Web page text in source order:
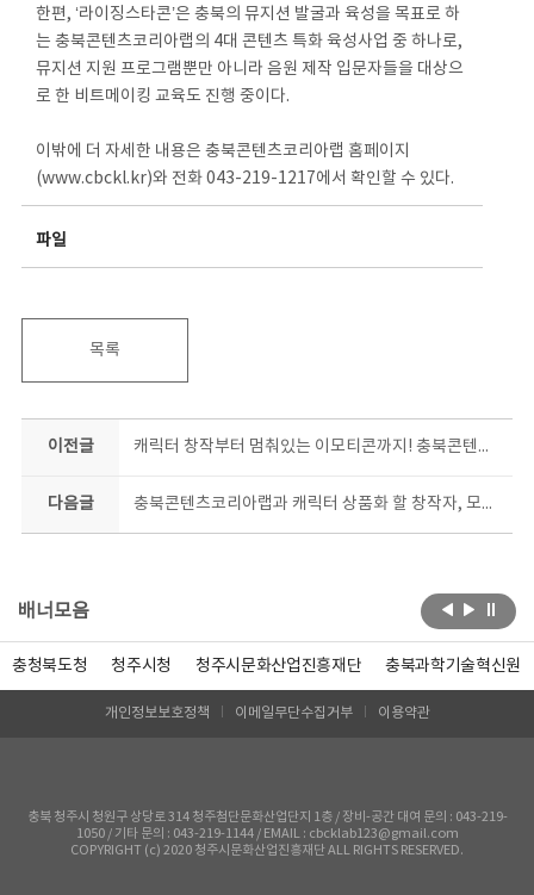
한편, ‘라이징스타콘’은 충북의 뮤지션 발굴과 육성을 목표로 하
는 충북콘텐츠코리아랩의 4대 콘텐츠 특화 육성사업 중 하나로,
뮤지션 지원 프로그램뿐만 아니라 음원 제작 입문자들을 대상으
로 한 비트메이킹 교육도 진행 중이다.
이밖에 더 자세한 내용은 충북콘텐츠코리아랩 홈페이지
(www.cbckl.kr)와 전화 043-219-1217에서 확인할 수 있다.
파일
목록
이전글 캐릭터 창작부터 멈춰있는 이모티콘까지! 충북콘텐츠코리아랩, 2개 과정 수강생 동시모집
다음글 충북콘텐츠코리아랩과 캐릭터 상품화 할 창작자, 모여라!
배너모음
충청북도청 청주시청 청주시문화산업진흥재단 충북과학기술혁신원
개인정보보호정책 이메일무단수집거부 이용약관
충북 청주시 청원구 상당로 314 청주첨단문화산업단지 1층 / 장비-공간 대여 문의 : 043-219-
1050 / 기타 문의 : 043-219-1144 / EMAIL : cbcklab123@gmail.com
COPYRIGHT (c) 2020 청주시문화산업진흥재단 ALL RIGHTS RESERVED.